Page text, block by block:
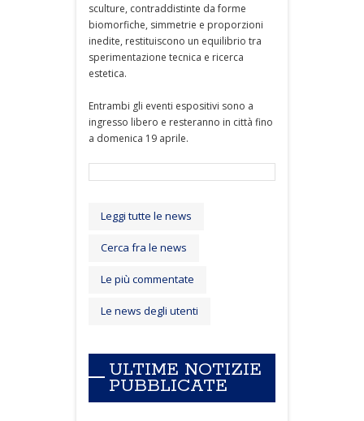
sculture, contraddistinte da forme
biomorfiche, simmetrie e proporzioni
inedite, restituiscono un equilibrio tra
sperimentazione tecnica e ricerca
estetica.
Entrambi gli eventi espositivi sono a
ingresso libero e resteranno in città fino
a domenica 19 aprile.
Leggi tutte le news
Cerca fra le news
Le più commentate
Le news degli utenti
ULTIME NOTIZIE
PUBBLICATE